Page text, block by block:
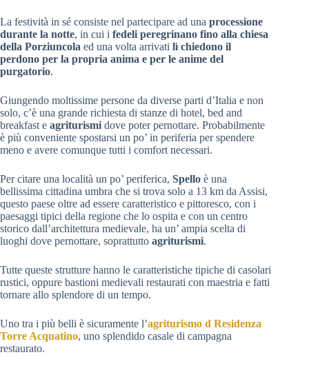
La festività in sé consiste nel partecipare ad una processione
durante la notte, in cui i fedeli peregrinano fino alla chiesa
della Porziuncola ed una volta arrivati lì chiedono il
perdono per la propria anima e per le anime del
purgatorio.
Giungendo moltissime persone da diverse parti d’Italia e non
solo, c’è una grande richiesta di stanze di hotel, bed and
breakfast e agriturismi dove poter pernottare. Probabilmente
è più conveniente spostarsi un po’ in periferia per spendere
meno e avere comunque tutti i comfort necessari.
Per citare una località un po’ periferica, Spello è una
bellissima cittadina umbra che si trova solo a 13 km da Assisi,
questo paese oltre ad essere caratteristico e pittoresco, con i
paesaggi tipici della regione che lo ospita e con un centro
storico dall’architettura medievale, ha un’ ampia scelta di
luoghi dove pernottare, soprattutto agriturismi.
Tutte queste strutture hanno le caratteristiche tipiche di casolari
rustici, oppure bastioni medievali restaurati con maestria e fatti
tornare allo splendore di un tempo.
Uno tra i più belli è sicuramente l’agriturismo d Residenza
Torre Acquatino, uno splendido casale di campagna
restaurato.